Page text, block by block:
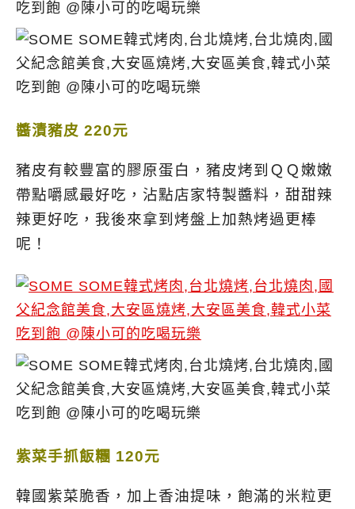
醬漬豬皮 220元
豬皮有較豐富的膠原蛋白，豬皮烤到ＱＱ嫩嫩
帶點嚼感最好吃，沾點店家特製醬料，甜甜辣
辣更好吃，我後來拿到烤盤上加熱烤過更棒
呢！
紫菜手抓飯糰 120元
韓國紫菜脆香，加上香油提味，飽滿的米粒更